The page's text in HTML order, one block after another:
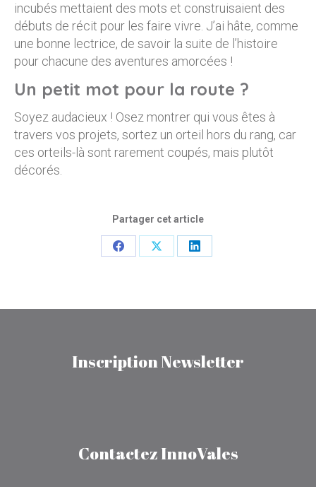
incubés mettaient des mots et construisaient des
débuts de récit pour les faire vivre. J’ai hâte, comme
une bonne lectrice, de savoir la suite de l’histoire
pour chacune des aventures amorcées !
Un petit mot pour la route ?
Soyez audacieux ! Osez montrer qui vous êtes à
travers vos projets, sortez un orteil hors du rang, car
ces orteils-là sont rarement coupés, mais plutôt
décorés.
Partager cet article
PartagerPartagerPartager
Inscription Newsletter
Contactez InnoVales